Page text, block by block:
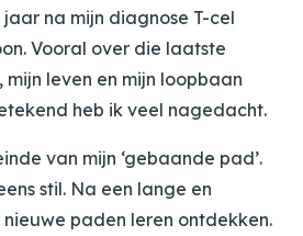
jaar na mijn diagnose T-cel
Vooral over die laatste
leven en mijn loopbaan
heb ik veel nagedacht.
van mijn ‘gebaande pad’.
stil. Na een lange en
paden leren ontdekken.